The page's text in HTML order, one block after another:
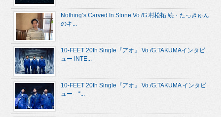
Nothing’s Carved In Stone Vo./G.村松拓 続・たっきゅん
のキ...
10-FEET 20th Single『アオ』 Vo./G.TAKUMAインタビ
ュー INTE...
10-FEET 20th Single『アオ』 Vo./G.TAKUMA インタビ
ュー “...